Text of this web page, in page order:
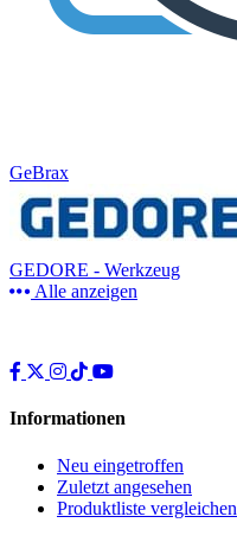
GeBrax
GEDORE - Werkzeug
Alle anzeigen
Informationen
Neu eingetroffen
Zuletzt angesehen
Produktliste vergleichen